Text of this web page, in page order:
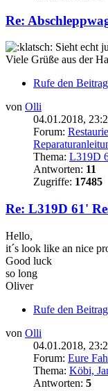
Re:
Sieht echt
Viele Grüße aus der
Rufe den
von Olli
04.01.2018,
Forum:
Thema: L319D
Antworten: 11
Zugriffe: 17485
Re: L319D 61'
Hello,
it´s look like an nice
Good luck
so long
Oliver
Rufe den
von Olli
04.01.2018,
Forum: Eure
Thema: Köbi,
Antworten: 5